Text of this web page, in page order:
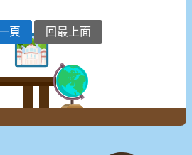
頁 回最上面